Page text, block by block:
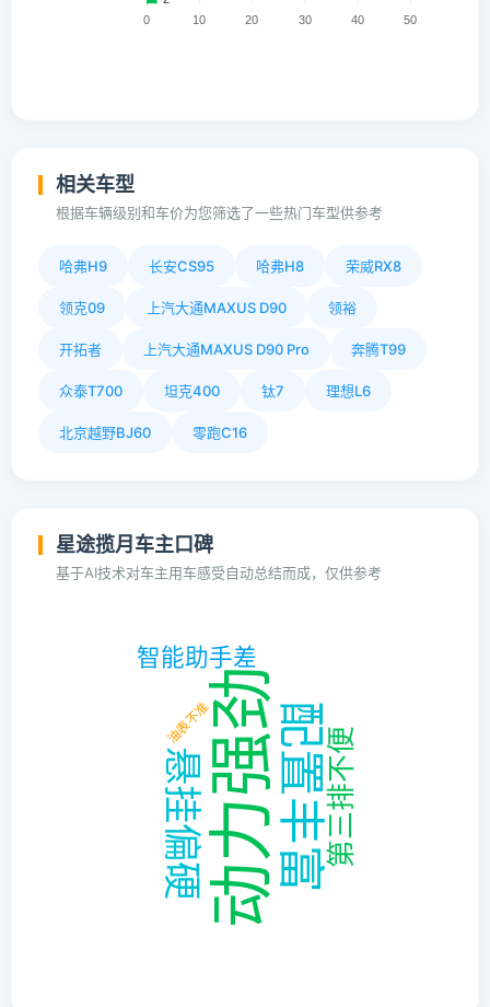
相关车型
根据车辆级别和车价为您筛选了一些热门车型供参考
哈弗H9 长安CS95 哈弗H8 荣威RX8
领克09 上汽大通MAXUS D90 领裕
开拓者 上汽大通MAXUS D90 Pro 奔腾T99
众泰T700 坦克400 钛7 理想L6
北京越野BJ60 零跑C16
星途揽月车主口碑
基于AI技术对车主用车感受自动总结而成，仅供参考